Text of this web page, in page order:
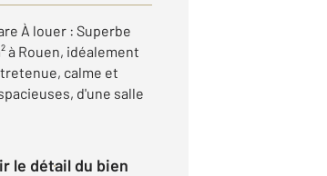
À louer : Superbe
à Rouen, idéalement
calme et
d'une salle
le détail du bien